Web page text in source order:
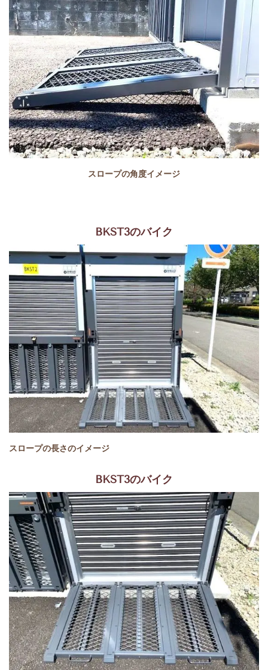
スロープの角度イメージ
BKST3のバイク
スロープの長さのイメージ
BKST3のバイク